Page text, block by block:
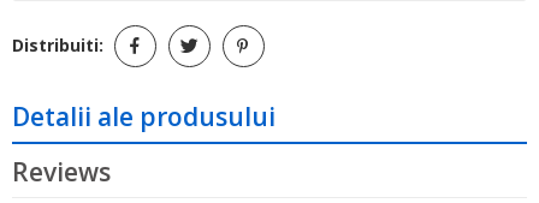
Distribuiti:
Detalii ale produsului
Reviews